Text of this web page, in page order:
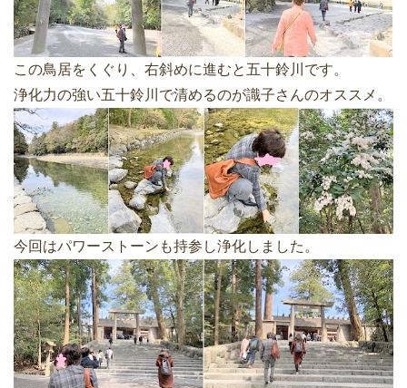
この鳥居をくぐり、右斜めに進むと五十鈴川です。
浄化力の強い五十鈴川で清めるのが識子さんのオススメ。
今回はパワーストーンも持参し浄化しました。